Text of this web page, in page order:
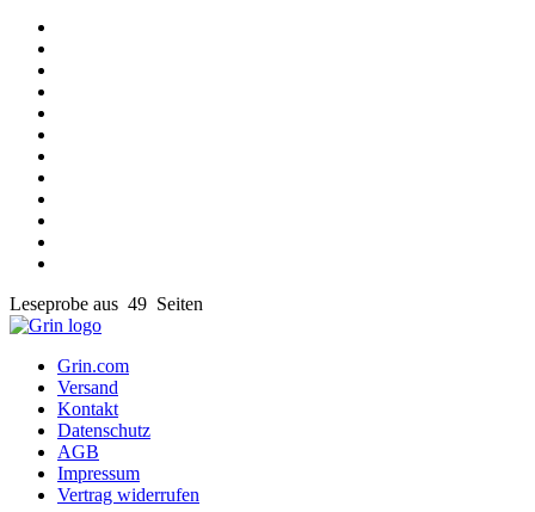
Leseprobe aus 49 Seiten
Grin.com
Versand
Kontakt
Datenschutz
AGB
Impressum
Vertrag widerrufen